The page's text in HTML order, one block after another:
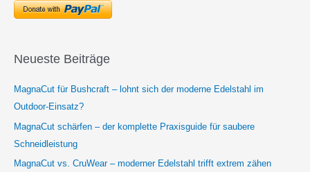
Neueste Beiträge
MagnaCut für Bushcraft – lohnt sich der moderne Edelstahl im
Outdoor-Einsatz?
MagnaCut schärfen – der komplette Praxisguide für saubere
Schneidleistung
MagnaCut vs. CruWear – moderner Edelstahl trifft extrem zähen